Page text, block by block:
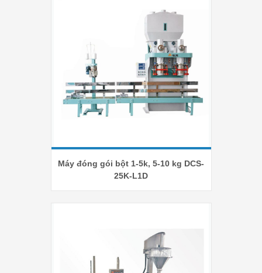
Máy đóng gói bột 1-5k, 5-10 kg DCS-
25K-L1D